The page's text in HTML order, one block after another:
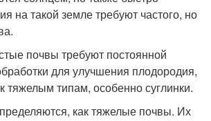
на такой земле требуют частого, но
почвы требуют постоянной
для улучшения плодородия,
тяжелым типам, особенно суглинки.
как тяжелые почвы. Их